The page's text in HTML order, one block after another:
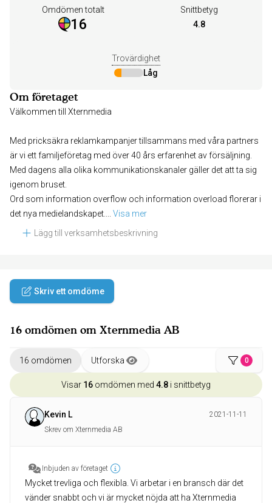
Omdömen totalt
16
Snittbetyg
4.8
Trovärdighet
Låg
Om företaget
Välkommen till Xternmedia
Med pricksäkra reklamkampanjer tillsammans med våra partners
är vi ett familjeföretag med över 40 års erfarenhet av försäljning.
Med dagens alla olika kommunikationskanaler gäller det att ta sig
igenom bruset.
Ord som information overflow och information overload florerar i
det nya medielandskapet.
Visa mer
Lägg till verksamhetsbeskrivning
Skriv ett omdöme
16 omdömen om Xternmedia AB
16 omdömen Utforska 0
Visar 16 omdömen med 4.8 i snittbetyg
Kevin L
2021-11-11
Skrev om Xternmedia AB
Inbjuden av företaget
Mycket trevliga och flexibla. Vi arbetar i en bransch där det
vänder snabbt och vi är mycket nöjda att ha Xternmedia